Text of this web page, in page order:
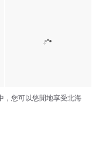
，您可以悠閒地享受北海